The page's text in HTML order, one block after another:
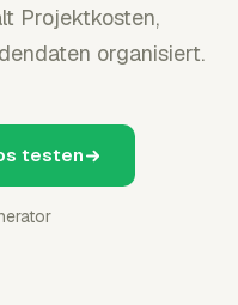
Projektkosten,
organisiert.
testen